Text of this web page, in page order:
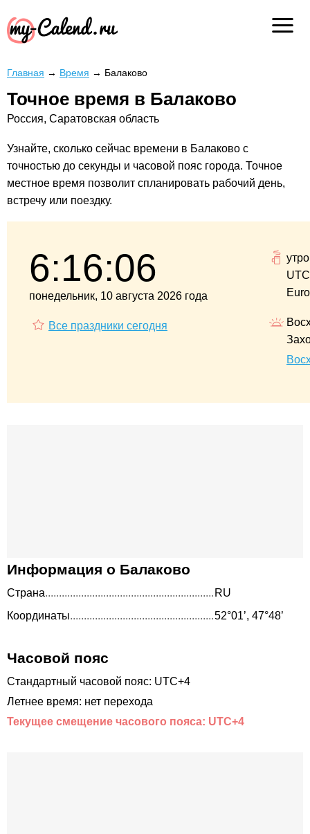
Главная → Время → Балаково
Точное время в Балаково
Россия, Саратовская область
Узнайте, сколько сейчас времени в Балаково с
точностью до секунды и часовой пояс города. Точное
местное время позволит спланировать рабочий день,
встречу или поездку.
6:16:07
понедельник, 10 августа 2026 года
Все праздники сегодня
утро
Информация о Балаково
Страна
RU
Координаты
52°01’, 47°48’
Часовой пояс
Стандартный часовой пояс: UTC+4
Летнее время: нет перехода
Текущее смещение часового пояса: UTC+4